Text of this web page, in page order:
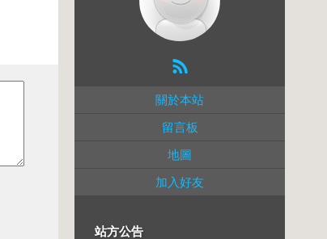
關於本站
留言板
地圖
加入好友
站方公告